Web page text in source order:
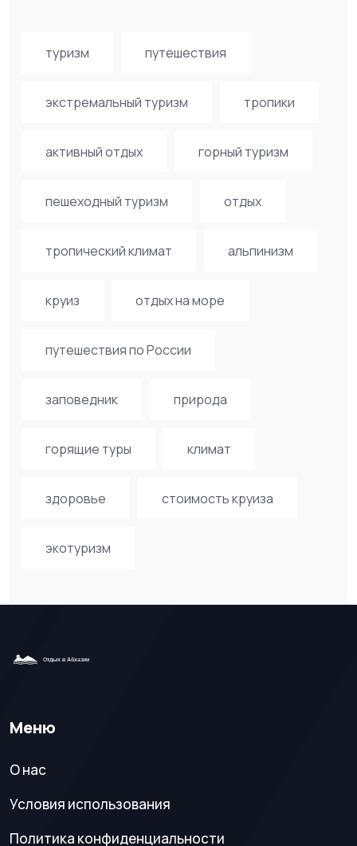
туризм путешествия
экстремальный туризм тропики
активный отдых горный туризм
пешеходный туризм отдых
тропический климат альпинизм
круиз отдых на море
путешествия по России
заповедник природа
горящие туры климат
здоровье стоимость круиза
экотуризм
Меню
О нас
Условия использования
Политика конфиденциальности